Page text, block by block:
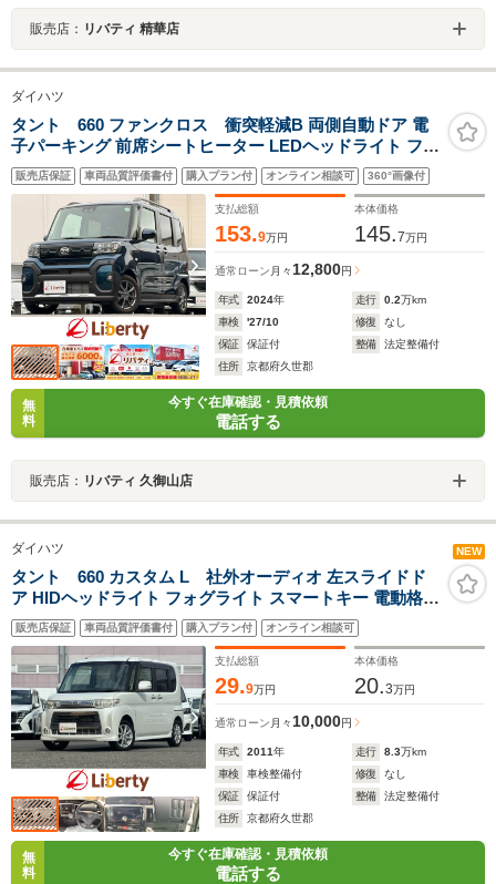
販売店： リバティ 精華店
ダイハツ
タント 660 ファンクロス 衝突軽減B 両側自動ドア 電
子パーキング 前席シートヒーター LEDヘッドライト フォ
グライト スマートキー プッシュスタート アイドリングス
トップ 障害物センサー オートエアコン 純正アルミホイー
販売店保証 車両品質評価書付 購入プラン付 オンライン相談可 360°画像付
支払総額
153.9万円
本体価格
145.7万円
通常ローン 月々 12,800円
年式 2024年 走行 0.2万km
車検
'27/10 修復
なし
保証
保証付 整備
法定整備付
住所
京都府久世郡
無
料
今すぐ在庫確認・見積依頼
電話する
販売店： リバティ 久御山店
ダイハツ NEW
タント 660 カスタム L 社外オーディオ 左スライドド
ア HIDヘッドライト フォグライト スマートキー 電動格納
ミラー オートエアコン 純正アルミホイール
販売店保証 車両品質評価書付 購入プラン付 オンライン相談可
支払総額
29.9万円
本体価格
20.3万円
通常ローン 月々 10,000円
年式 2011年 走行 8.3万km
車検
車検整備付 修復
なし
保証
保証付 整備
法定整備付
住所
京都府久世郡
無
料
今すぐ在庫確認・見積依頼
電話する